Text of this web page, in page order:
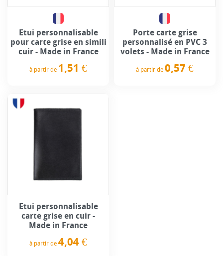
Etui personnalisable
pour carte grise en simili
cuir - Made in France
à partir de 1,51 €
Porte carte grise
personnalisé en PVC 3
volets - Made in France
à partir de 0,57 €
Etui personnalisable
carte grise en cuir -
Made in France
à partir de 4,04 €